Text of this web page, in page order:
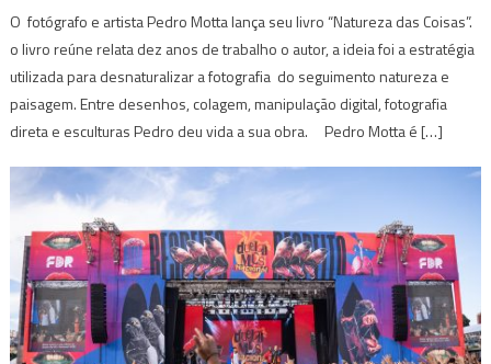
O fotógrafo e artista Pedro Motta lança seu livro “Natureza das Coisas”.
o livro reúne relata dez anos de trabalho o autor, a ideia foi a estratégia
utilizada para desnaturalizar a fotografia do seguimento natureza e
paisagem. Entre desenhos, colagem, manipulação digital, fotografia
direta e esculturas Pedro deu vida a sua obra. Pedro Motta é […]